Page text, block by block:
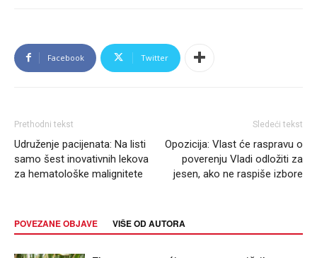
Facebook Twitter
Prethodni tekst
Udruženje pacijenata: Na listi
samo šest inovativnih lekova
za hematološke malignitete
Sledeći tekst
Opozicija: Vlast će raspravu o
poverenju Vladi odložiti za
jesen, ako ne raspiše izbore
POVEZANE OBJAVE VIŠE OD AUTORA